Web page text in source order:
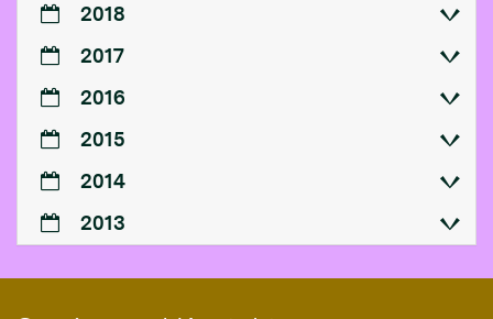
2018
2017
2016
2015
2014
2013